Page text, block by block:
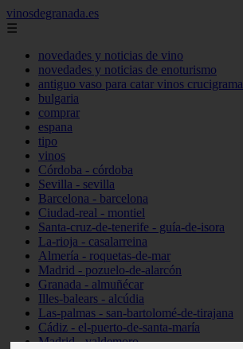
vinosdegranada.es
☰
novedades y noticias de vino
novedades y noticias de enoturismo
antiguo vaso para catar vinos crucigrama
bulgaria
comprar
espana
tipo
vinos
Córdoba - córdoba
Sevilla - sevilla
Barcelona - barcelona
Ciudad-real - montiel
Santa-cruz-de-tenerife - guía-de-isora
La-rioja - casalarreina
Almería - roquetas-de-mar
Madrid - pozuelo-de-alarcón
Granada - almuñécar
Illes-balears - alcúdia
Las-palmas - san-bartolomé-de-tirajana
Cádiz - el-puerto-de-santa-maría
Madrid - valdemoro